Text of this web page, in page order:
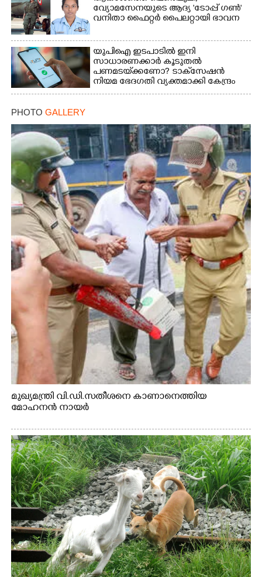
വ്യോമസേനയുടെ ആദ്യ 'ടോപ്പ് ഗൺ'
വനിതാ ഫൈറ്റർ പൈലറ്റായി ഭാവന
യുപിഐ ഇടപാടിൽ ഇനി
സാധാരണക്കാർ കൂടുതൽ
പണമടയ്‌ക്കണോ?​ ടാക്‌സേഷൻ
നിയമ ഭേദഗതി വ്യക്തമാക്കി കേന്ദ്രം
PHOTO GALLERY
മുഖ്യമന്ത്രി വി.ഡി.സതീശനെ കാണാനെത്തിയ
മോഹനൻ നായർ
Share this link
Copy Link